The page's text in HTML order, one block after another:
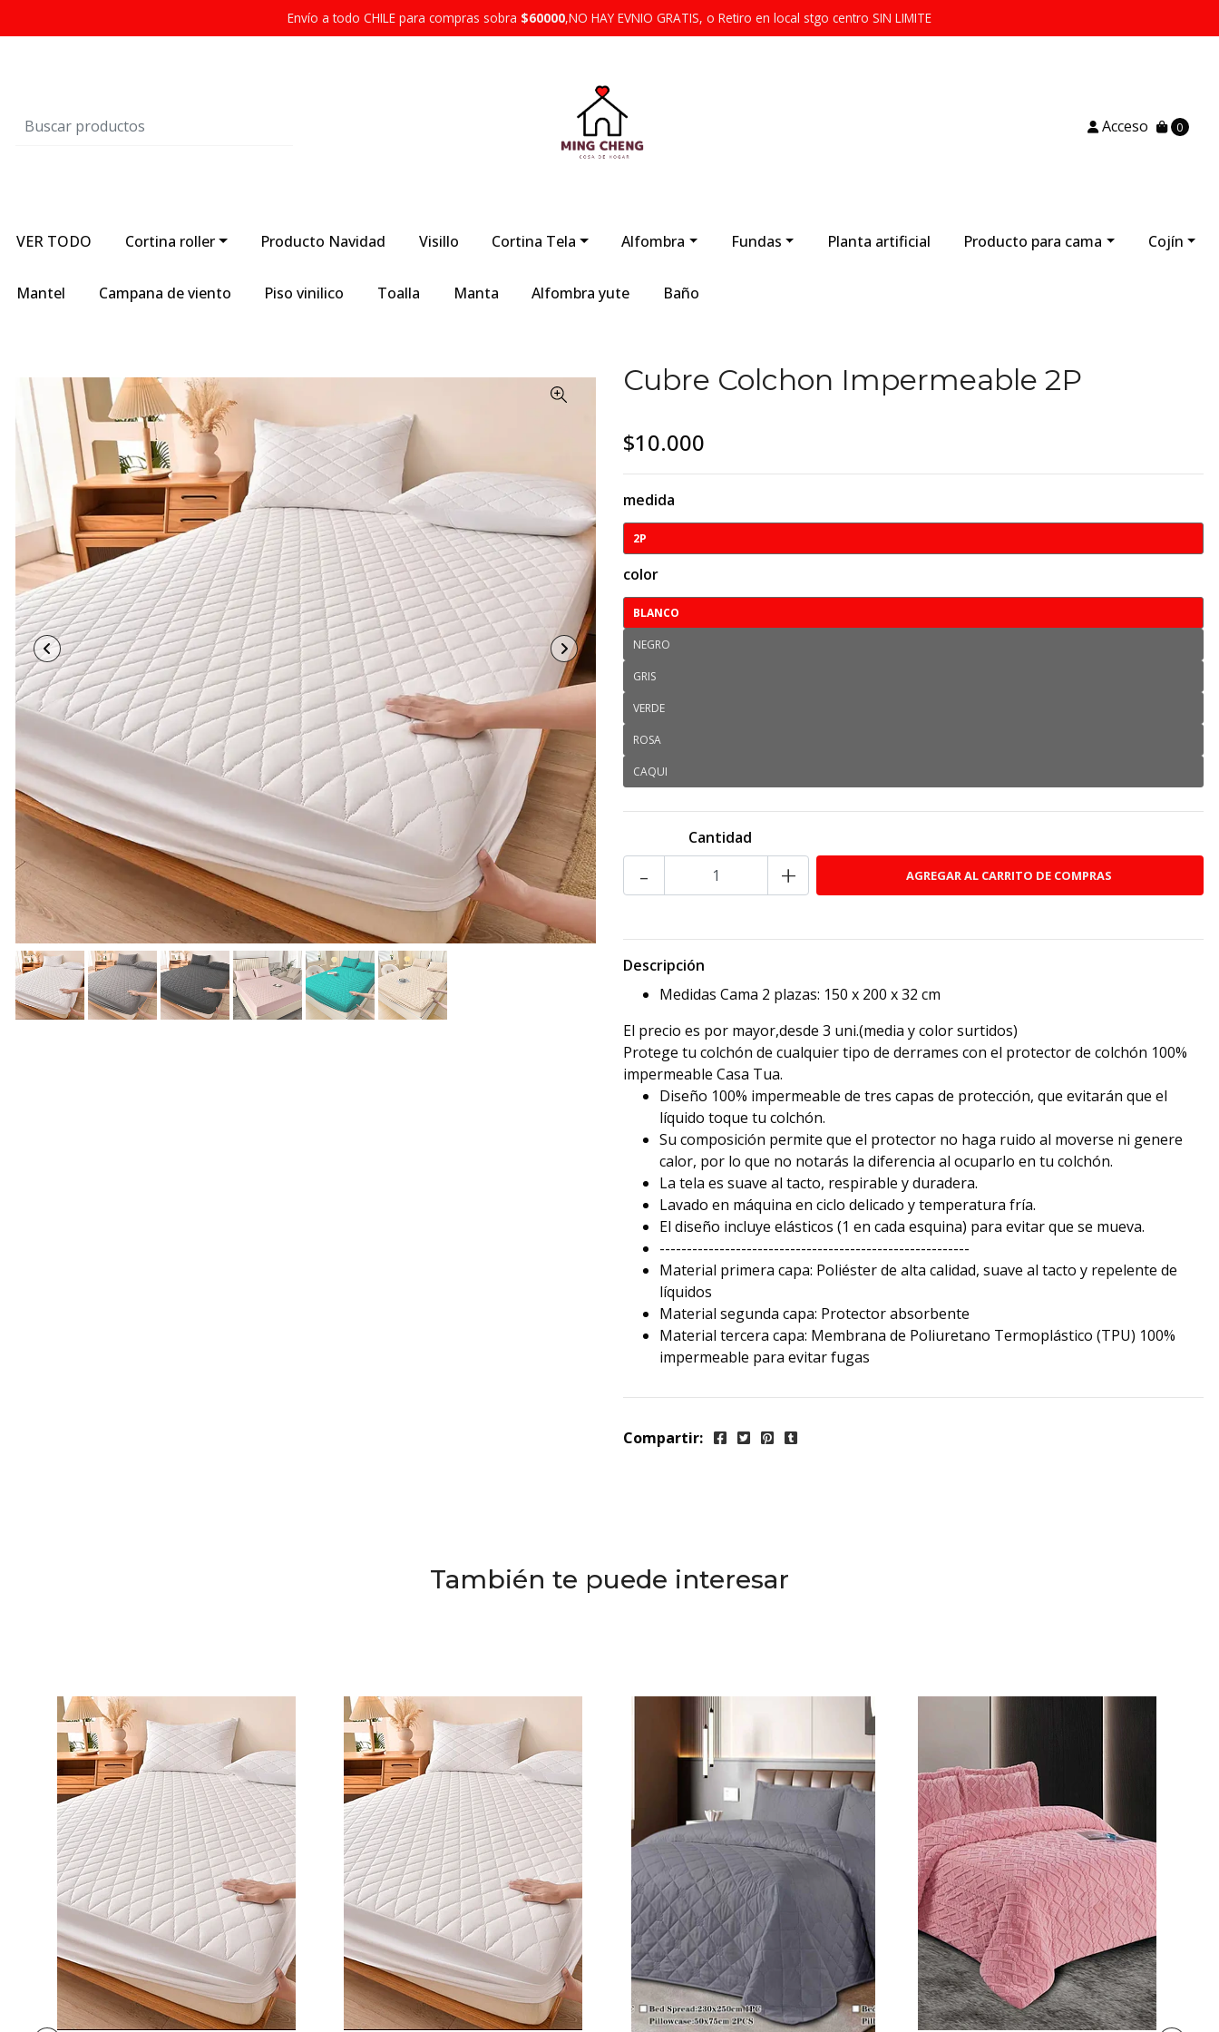
Envío a todo CHILE para compras sobra $60000,NO HAY EVNIO GRATIS, o Retiro en local stgo centro SIN LIMITE
Acceso 0
VER TODO Cortina roller Producto Navidad Visillo Cortina Tela Alfombra Fundas Planta artificial Producto para cama Cojín
Mantel Campana de viento Piso vinilico Toalla Manta Alfombra yute Baño
Cubre Colchon Impermeable 2P
$10.000
medida
2P
color
BLANCO
NEGRO
GRIS
VERDE
ROSA
CAQUI
Cantidad
- +
Descripción
Medidas Cama 2 plazas: 150 x 200 x 32 cm
El precio es por mayor,desde 3 uni.(media y color surtidos)
Protege tu colchón de cualquier tipo de derrames con el protector de colchón 100%
impermeable Casa Tua.
Diseño 100% impermeable de tres capas de protección, que evitarán que el
líquido toque tu colchón.
Su composición permite que el protector no haga ruido al moverse ni genere
calor, por lo que no notarás la diferencia al ocuparlo en tu colchón.
La tela es suave al tacto, respirable y duradera.
Lavado en máquina en ciclo delicado y temperatura fría.
El diseño incluye elásticos (1 en cada esquina) para evitar que se mueva.
---------------------------------------------------------
Material primera capa: Poliéster de alta calidad, suave al tacto y repelente de
líquidos
Material segunda capa: Protector absorbente
Material tercera capa: Membrana de Poliuretano Termoplástico (TPU) 100%
impermeable para evitar fugas
Compartir:
También te puede interesar